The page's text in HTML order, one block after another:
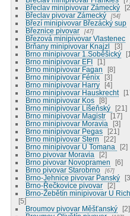
Břeclav minipivovar Zámecký
Břeclav pivovar Zámecký
54
Březí minipivovar Březácký sup
Březnice pivovar
47
Březová minipivovar Vlastenec
Brňany minipivovar Knajzl
3
Brno minipivovar 1.Soběšický
1
Brno minipivovar EFI
1
Brno minipivovar Fagan
8
Brno minipivovar Fénix
3
Brno minipivovar Harry
4
Brno minipivovar Hauskrecht
Brno minipivovar Kos
8
Brno minipivovar Líšeňský
21
Brno minipivovar Magistr
17
Brno minipivovar Moravia
3
Brno minipivovar Pegas
21
Brno minipivovar Stern
22
Brno minipivovar U Tomana
2
Brno pivovar Moravia
2
Brno pivovar Novopramen
6
Brno pivovar Starobrno
67
Brno-Jehnice pivovar Panský
3
Brno-Řečkovice pivovar
2
Brno-Žebětín minipivovar U
5
Broumov pivovar Měšťanský
2